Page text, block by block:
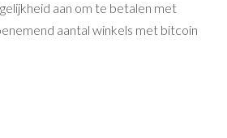
aan om te betalen met
aantal winkels met bitcoin